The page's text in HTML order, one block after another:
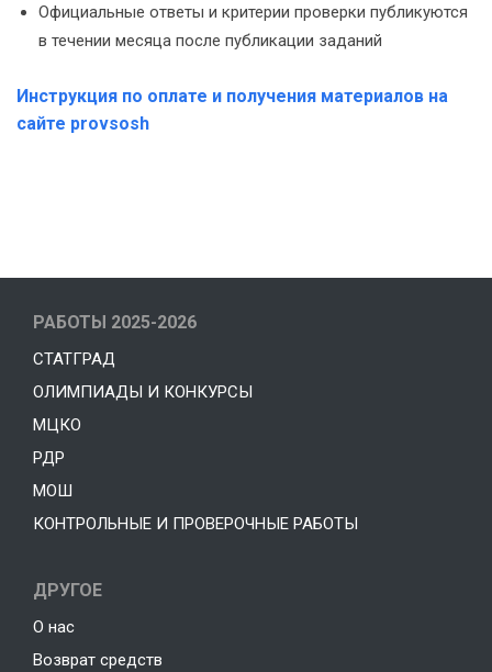
Официальные ответы и критерии проверки публикуются
в течении месяца после публикации заданий
Инструкция по оплате и получения материалов на
сайте provsosh
РАБОТЫ 2025-2026
СТАТГРАД
ОЛИМПИАДЫ И КОНКУРСЫ
МЦКО
РДР
МОШ
КОНТРОЛЬНЫЕ И ПРОВЕРОЧНЫЕ РАБОТЫ
ДРУГОЕ
О нас
Возврат средств